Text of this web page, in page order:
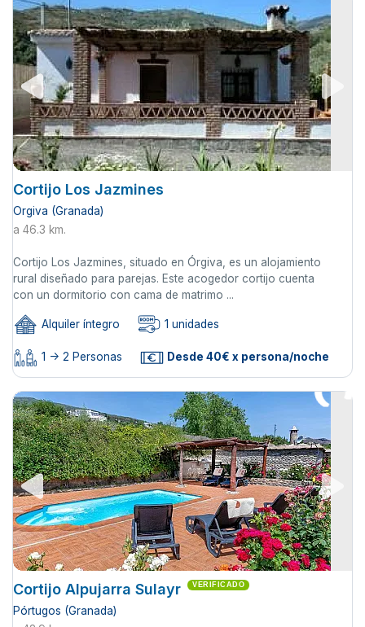
Cortijo Los Jazmines
Orgiva (Granada)
a 46.3 km.
Cortijo Los Jazmines, situado en Órgiva, es un alojamiento
rural diseñado para parejas. Este acogedor cortijo cuenta
con un dormitorio con cama de matrimo ...
Alquiler íntegro 1 unidades
1 -> 2 Personas Desde 40€ x persona/noche
Cortijo Alpujarra Sulayr VERIFICADO
Pórtugos (Granada)